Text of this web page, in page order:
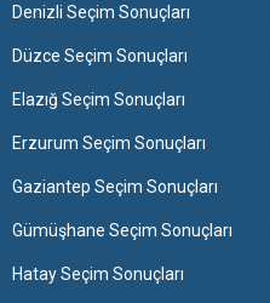
Denizli Seçim Sonuçları
Düzce Seçim Sonuçları
Elazığ Seçim Sonuçları
Erzurum Seçim Sonuçları
Gaziantep Seçim Sonuçları
Gümüşhane Seçim Sonuçları
Hatay Seçim Sonuçları